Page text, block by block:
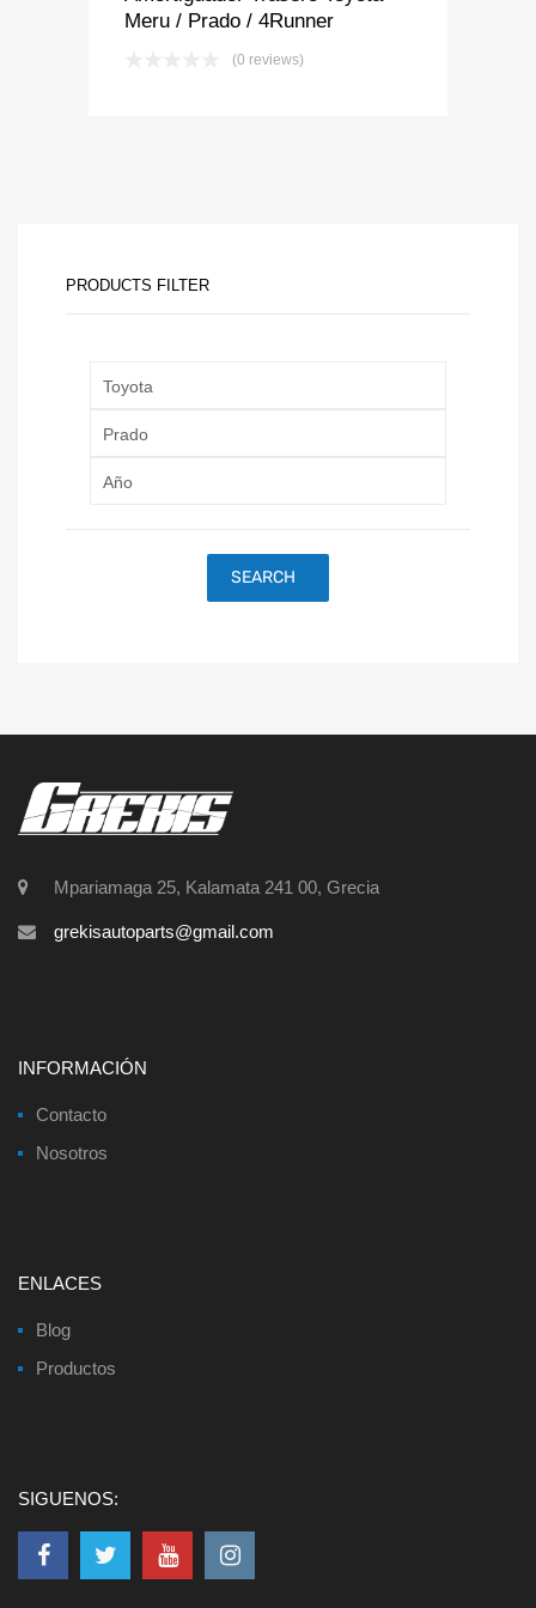
Meru / Prado / 4Runner
(0 reviews)
PRODUCTS FILTER
SEARCH
Mpariamaga 25, Kalamata 241 00, Grecia
grekisautoparts@gmail.com
INFORMACIÓN
Contacto
Nosotros
ENLACES
Blog
Productos
SIGUENOS: